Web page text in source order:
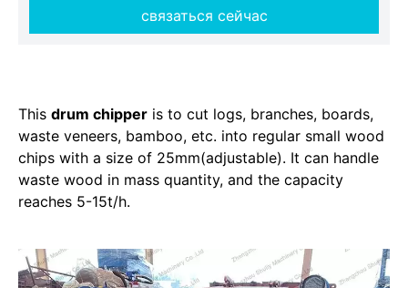
связаться сейчас
This drum chipper is to cut logs, branches, boards,
waste veneers, bamboo, etc. into regular small wood
chips with a size of 25mm(adjustable). It can handle
waste wood in mass quantity, and the capacity
reaches 5-15t/h.